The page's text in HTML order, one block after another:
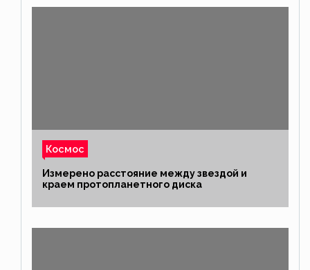
Космос
Измерено расстояние между звездой и
краем протопланетного диска